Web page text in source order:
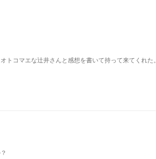
トコマエな辻井さんと 感想を書いて持って来てくれた。